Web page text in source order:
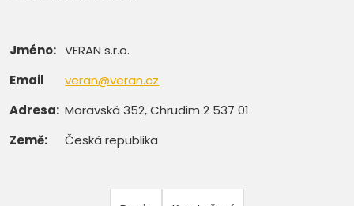
Jméno: VERAN s.r.o.
Email
veran@veran.cz
Adresa: Moravská 352, Chrudim 2 537 01
Země:
Česká republika